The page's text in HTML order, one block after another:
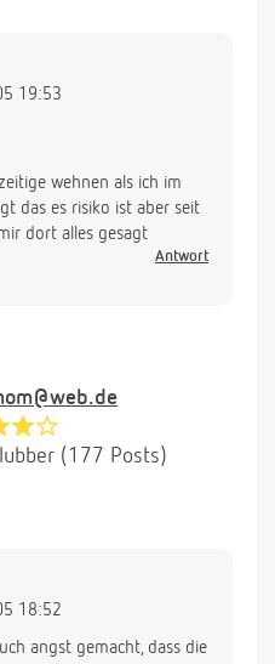
19:53
wehnen als ich im
das es risiko ist aber seit
dort alles gesagt
Antwort
(177 Posts)
18:52
angst gemacht, dass die